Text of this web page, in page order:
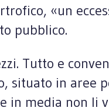
«un
pubblico.
Tutto e
situato in aree
in media non li